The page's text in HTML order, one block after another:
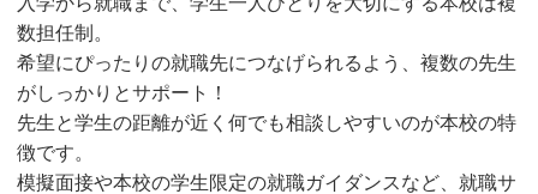
数担任制。
希望にぴったりの就職先につなげられるよう、複数の先生
がしっかりとサポート！
先⽣と学⽣の距離が近く何でも相談しやすいのが本校の特
徴です。
模擬面接や本校の学生限定の就職ガイダンスなど、就職サ